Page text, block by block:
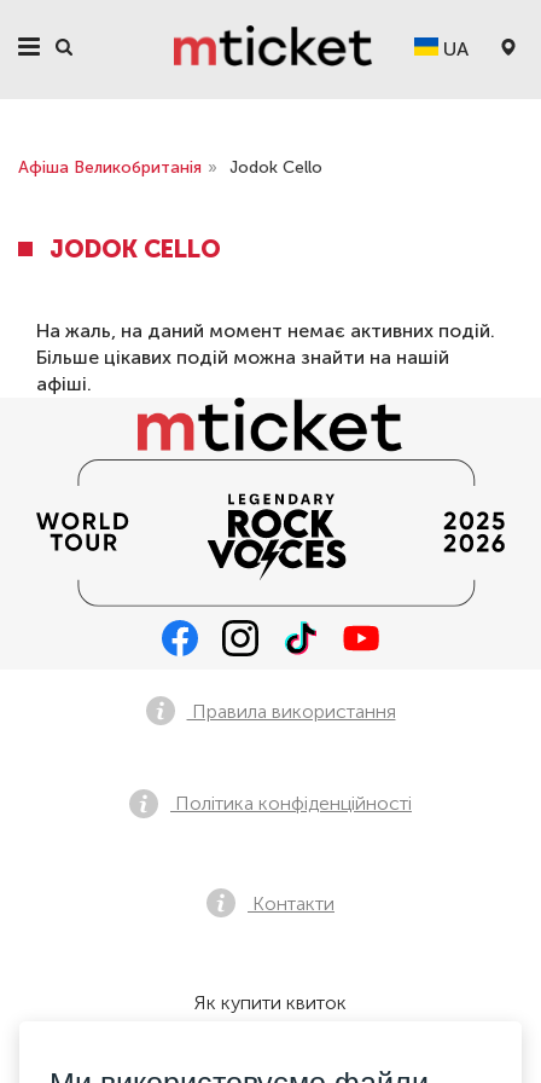
UA
Афіша Великобританія » Jodok Cello
JODOK CELLO
На жаль, на даний момент немає активних подій.
Більше цікавих подій можна знайти на нашій
афіші.
Правила використання
Політика конфіденційності
Контакти
Як купити квиток